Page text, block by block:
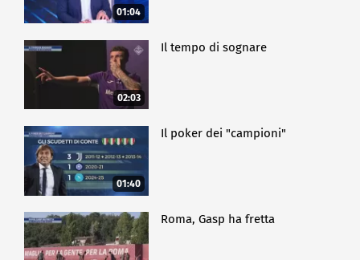
01:04
02:03
Il tempo di sognare
01:40
Il poker dei "campioni"
Roma, Gasp ha fretta